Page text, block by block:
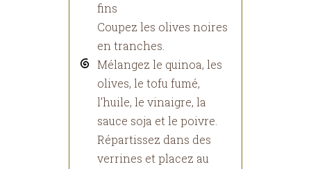
fins
Coupez les olives noires
en tranches.
Mélangez le quinoa, les
olives, le tofu fumé,
l'huile, le vinaigre, la
sauce soja et le poivre.
Répartissez dans des
verrines et placez au